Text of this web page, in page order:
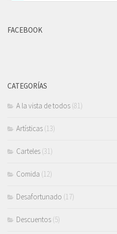
FACEBOOK
CATEGORÍAS
A la vista de todos (81)
Artísticas (13)
Carteles (31)
Comida (12)
Desafortunado (17)
Descuentos (5)